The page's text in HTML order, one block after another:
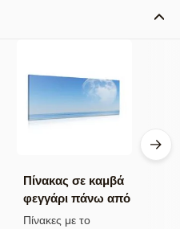
Πίνακας σε καμβά
φεγγάρι πάνω από
τη θάλασσα
Πίνακες με το